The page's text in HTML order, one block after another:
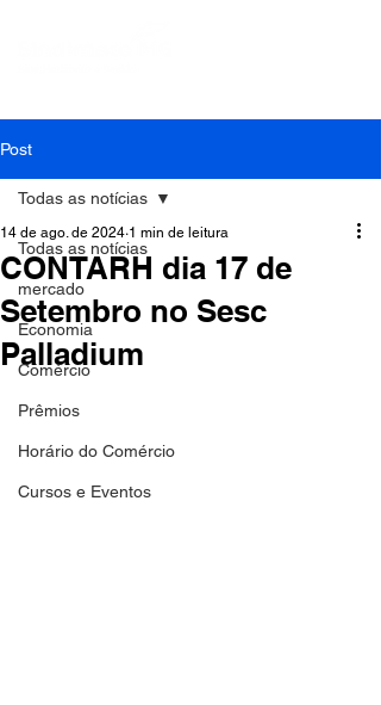
Post
Todas as notícias
mercado
Economia
Comércio
Prêmios
Horário do Comércio
Cursos e Eventos
Todas as notícias
CONTARH dia 17 de
Setembro no Sesc
Palladium
14 de ago. de 2024 1 min de leitura